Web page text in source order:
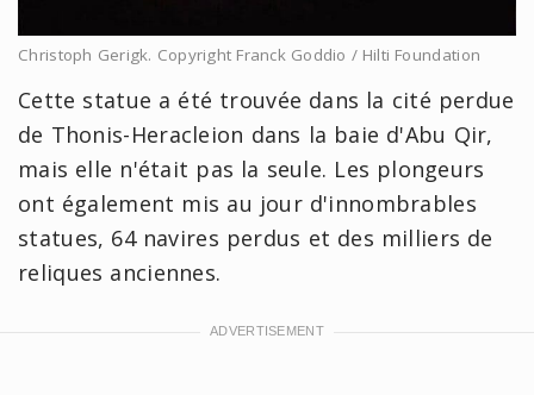
Christoph Gerigk. Copyright Franck Goddio / Hilti Foundation
Cette statue a été trouvée dans la cité perdue
de Thonis-Heracleion dans la baie d'Abu Qir,
mais elle n'était pas la seule. Les plongeurs
ont également mis au jour d'innombrables
statues, 64 navires perdus et des milliers de
reliques anciennes.